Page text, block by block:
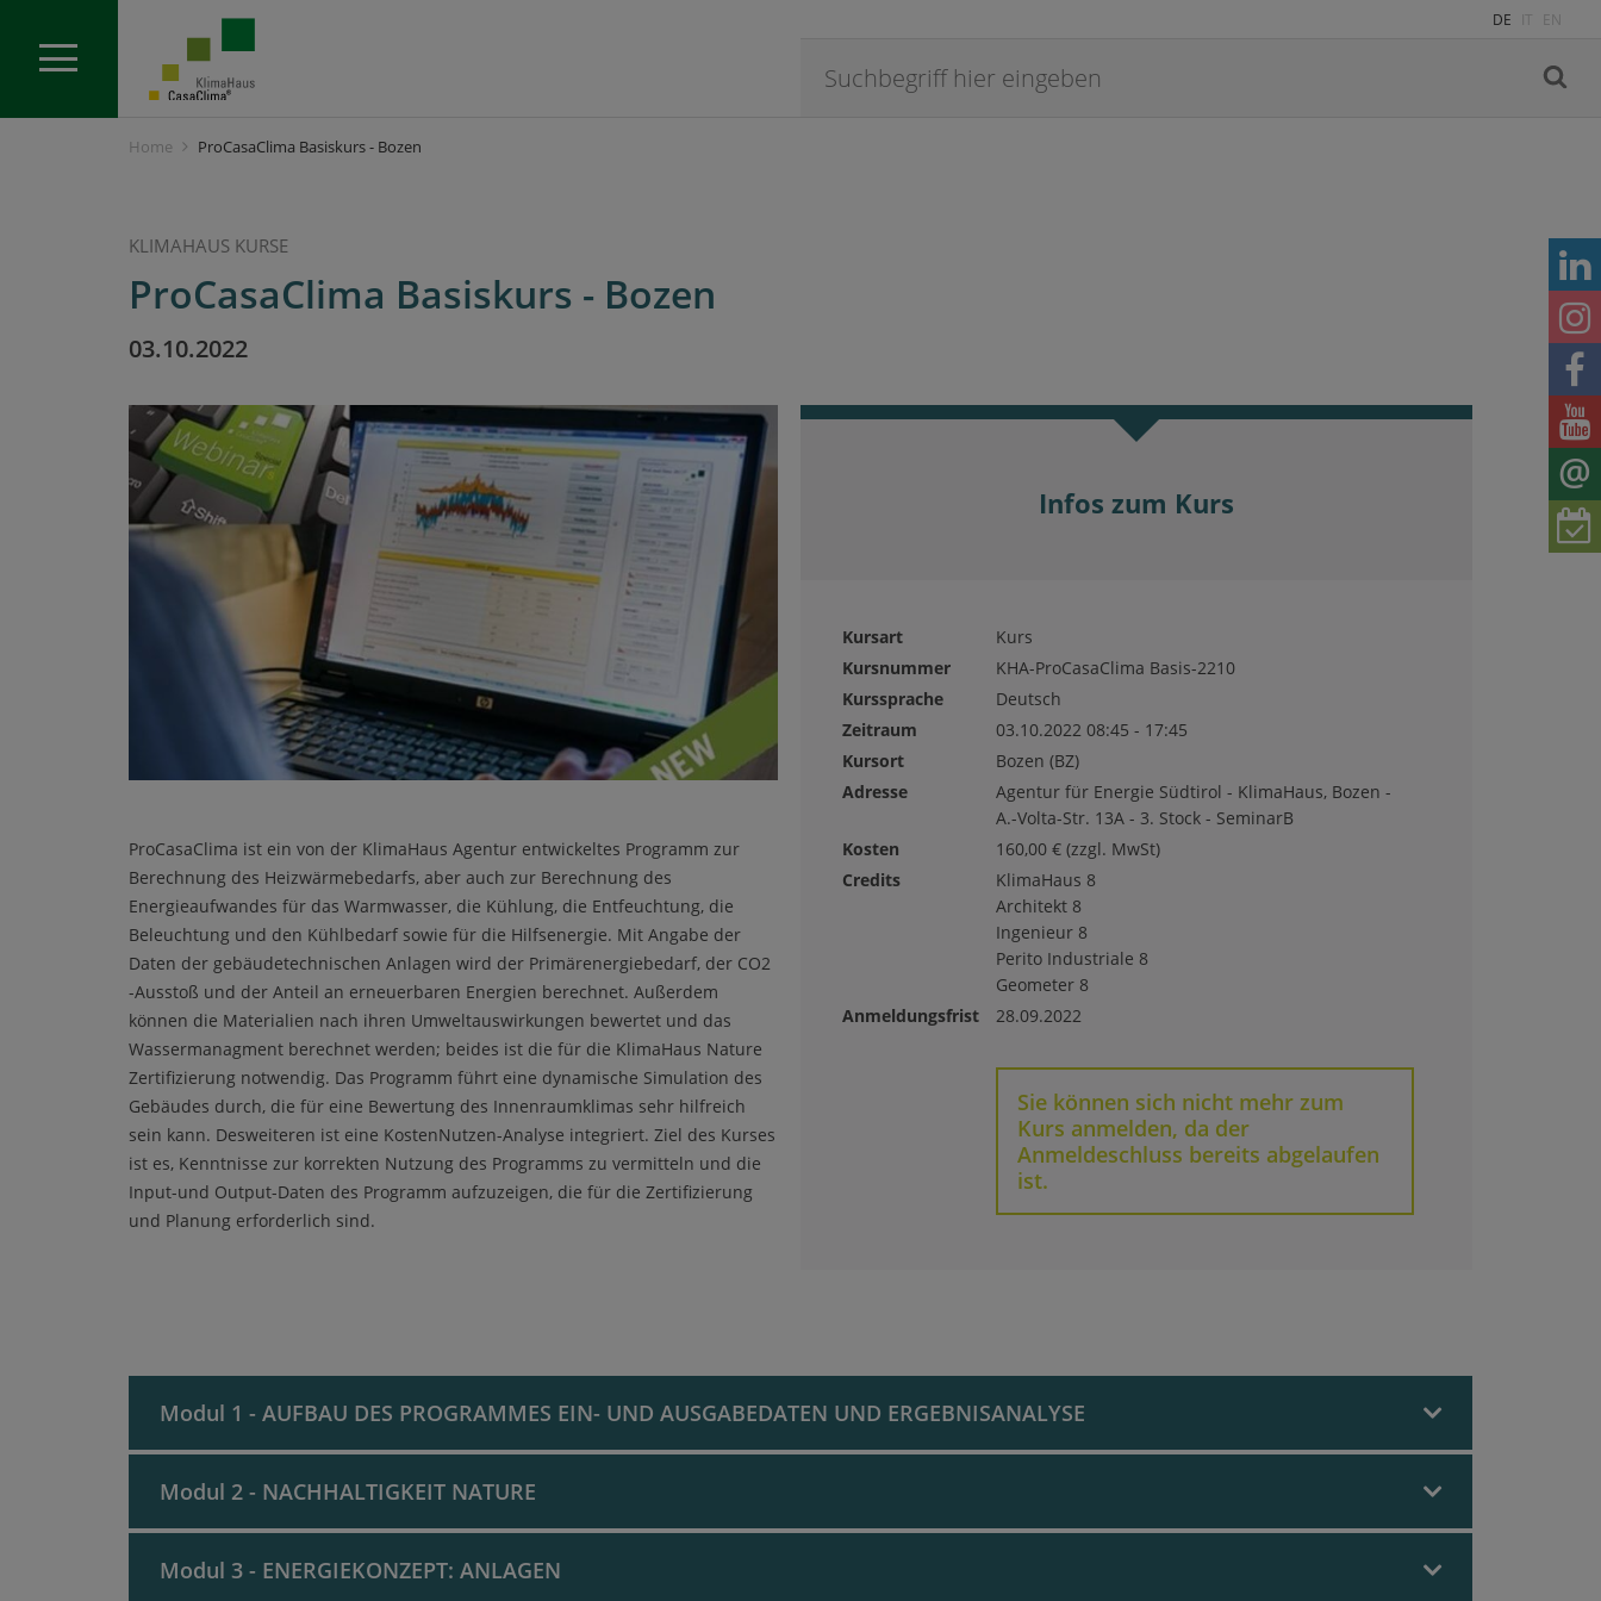
DE IT EN
Home ProCasaClima Basiskurs - Bozen
KLIMAHAUS KURSE
ProCasaClima Basiskurs - Bozen
03.10.2022
ProCasaClima ist ein von der KlimaHaus Agentur entwickeltes Programm zur
Berechnung des Heizwärmebedarfs, aber auch zur Berechnung des
Energieaufwandes für das Warmwasser, die Kühlung, die Entfeuchtung, die
Beleuchtung und den Kühlbedarf sowie für die Hilfsenergie. Mit Angabe der
Daten der gebäudetechnischen Anlagen wird der Primärenergiebedarf, der CO2
-Ausstoß und der Anteil an erneuerbaren Energien berechnet. Außerdem
können die Materialien nach ihren Umweltauswirkungen bewertet und das
Wassermanagment berechnet werden; beides ist die für die KlimaHaus Nature
Zertifizierung notwendig. Das Programm führt eine dynamische Simulation des
Gebäudes durch, die für eine Bewertung des Innenraumklimas sehr hilfreich
sein kann. Desweiteren ist eine KostenNutzen-Analyse integriert. Ziel des Kurses
ist es, Kenntnisse zur korrekten Nutzung des Programms zu vermitteln und die
Input-und Output-Daten des Programm aufzuzeigen, die für die Zertifizierung
und Planung erforderlich sind.
Infos zum Kurs
Kursart
Kurs
Kursnummer
KHA-ProCasaClima Basis-2210
Kurssprache
Deutsch
Zeitraum
03.10.2022 08:45 - 17:45
Kursort
Bozen (BZ)
Adresse
Agentur für Energie Südtirol - KlimaHaus, Bozen -
A.-Volta-Str. 13A - 3. Stock - SeminarB
Kosten
160,00 € (zzgl. MwSt)
Credits
KlimaHaus 8
Architekt 8
Ingenieur 8
Perito Industriale 8
Geometer 8
Anmeldungsfrist
28.09.2022
Sie können sich nicht mehr zum
Kurs anmelden, da der
Anmeldeschluss bereits abgelaufen
ist.
Modul 1 - AUFBAU DES PROGRAMMES EIN- UND AUSGABEDATEN UND ERGEBNISANALYSE
allgemeine Daten
natürlicher und mechanischer Luftwechsel
Modul 2 - NACHHALTIGKEIT NATURE
Modul 3 - ENERGIEKONZEPT: ANLAGEN